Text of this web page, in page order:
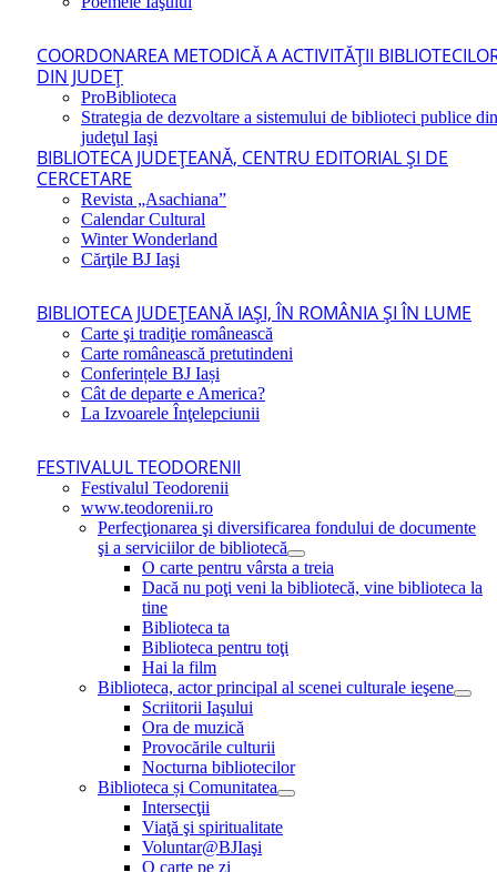
COORDONAREA METODICĂ A ACTIVITĂŢII
DIN JUDEŢ
ProBiblioteca
Strategia de dezvoltare a sistemului de biblioteci publice din
judeţul Iaşi
BIBLIOTECA JUDEŢEANĂ, CENTRU EDITORIAL ŞI DE
CERCETARE
Revista „Asachiana”
Calendar Cultural
Winter Wonderland
Cărţile BJ Iaşi
BIBLIOTECA JUDEŢEANĂ IAŞI, ÎN ROMÂNIA ŞI ÎN LUME
Carte şi tradiţie românească
Carte românească pretutindeni
Conferințele BJ Iași
Cât de departe e America?
La Izvoarele Înţelepciunii
FESTIVALUL TEODORENII
Festivalul Teodorenii
www.teodorenii.ro
Perfecţionarea şi diversificarea fondului de documente
şi a serviciilor de bibliotecă
O carte pentru vârsta a treia
Dacă nu poţi veni la bibliotecă, vine biblioteca la
tine
Biblioteca ta
Biblioteca pentru toţi
Hai la film
Biblioteca, actor principal al scenei culturale ieşene
Scriitorii Iaşului
Ora de muzică
Provocările culturii
Nocturna bibliotecilor
Biblioteca și Comunitatea
Intersecţii
Viaţă şi spiritualitate
Voluntar@BJIaşi
O carte pe zi